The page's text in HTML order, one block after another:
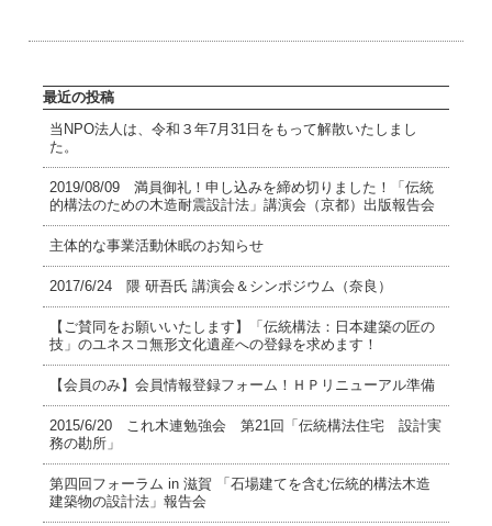
最近の投稿
当NPO法人は、令和３年7月31日をもって解散いたしまし
た。
2019/08/09 満員御礼！申し込みを締め切りました！「伝統
的構法のための木造耐震設計法」講演会（京都）出版報告会
主体的な事業活動休眠のお知らせ
2017/6/24 隈 研吾氏 講演会＆シンポジウム（奈良）
【ご賛同をお願いいたします】「伝統構法：日本建築の匠の
技」のユネスコ無形文化遺産への登録を求めます！
【会員のみ】会員情報登録フォーム！ＨＰリニューアル準備
2015/6/20 これ木連勉強会 第21回「伝統構法住宅 設計実
務の勘所」
第四回フォーラム in 滋賀 「石場建てを含む伝統的構法木造
建築物の設計法」報告会